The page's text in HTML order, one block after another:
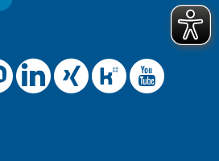
Offizielle
Offizielle